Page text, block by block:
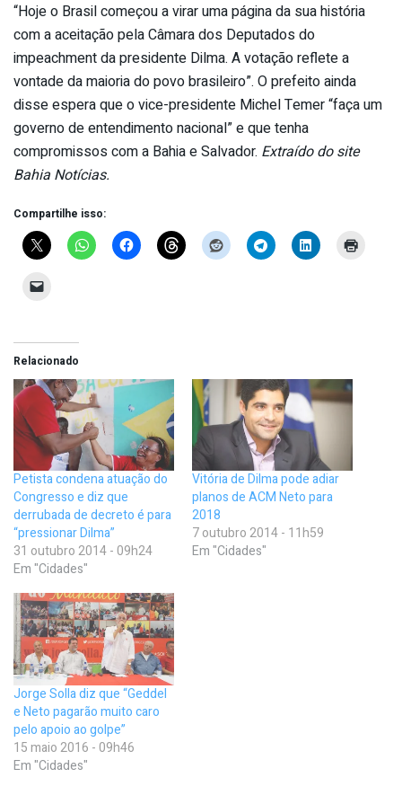
“Hoje o Brasil começou a virar uma página da sua história
com a aceitação pela Câmara dos Deputados do
impeachment da presidente Dilma. A votação reflete a
vontade da maioria do povo brasileiro”. O prefeito ainda
disse espera que o vice-presidente Michel Temer “faça um
governo de entendimento nacional” e que tenha
compromissos com a Bahia e Salvador. Extraído do site
Bahia Notícias.
Compartilhe isso:
Relacionado
Petista condena atuação do
Congresso e diz que
derrubada de decreto é para
“pressionar Dilma”
31 outubro 2014 - 09h24
Em "Cidades"
Vitória de Dilma pode adiar
planos de ACM Neto para
2018
7 outubro 2014 - 11h59
Em "Cidades"
Jorge Solla diz que “Geddel
e Neto pagarão muito caro
pelo apoio ao golpe”
15 maio 2016 - 09h46
Em "Cidades"